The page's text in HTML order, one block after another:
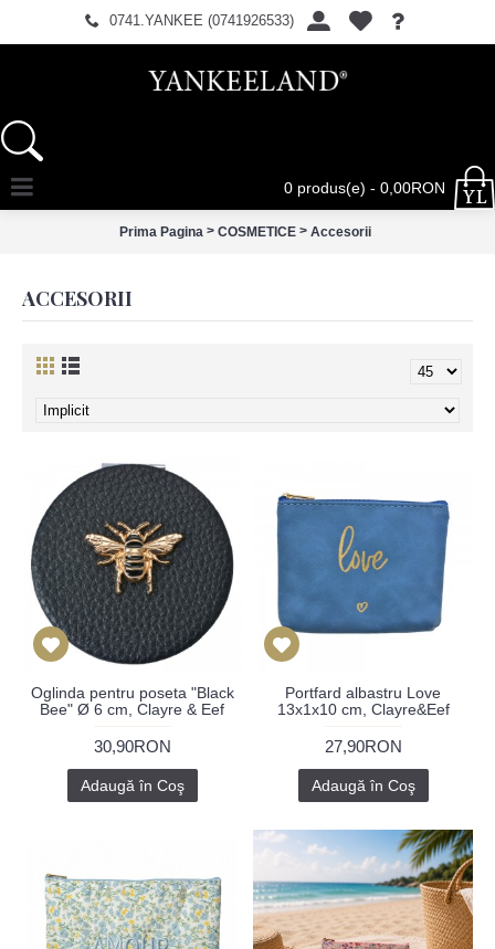
0741.YANKEE (0741926533)
0 produs(e) - 0,00RON
Prima Pagina > COSMETICE > Accesorii
ACCESORII
Oglinda pentru poseta "Black
Bee" Ø 6 cm, Clayre & Eef
30,90RON
Adaugă în Coş
Portfard albastru Love
13x1x10 cm, Clayre&Eef
27,90RON
Adaugă în Coş